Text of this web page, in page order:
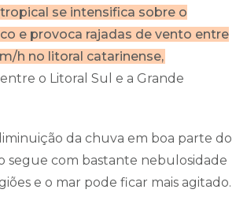
se intensifica sobre o
e provoca rajadas de vento entre
h no litoral catarinense,
o Litoral Sul e a Grande
da chuva em boa parte do
segue com bastante nebulosidade
e o mar pode ficar mais agitado.